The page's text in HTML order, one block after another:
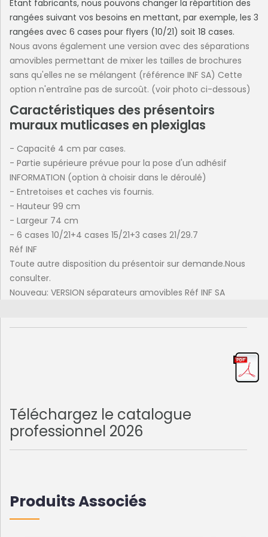
Etant fabricants, nous pouvons changer la répartition des
rangées suivant vos besoins en mettant, par exemple, les 3
rangées avec 6 cases pour flyers (10/21) soit 18 cases.
Nous avons également une version avec des séparations
amovibles permettant de mixer les tailles de brochures
sans qu'elles ne se mélangent (référence INF SA) Cette
option n'entraîne pas de surcoût. (voir photo ci-dessous)
Caractéristiques des présentoirs
muraux mutlicases en plexiglas
- Capacité 4 cm par cases.
- Partie supérieure prévue pour la pose d'un adhésif
INFORMATION (option à choisir dans le déroulé)
- Entretoises et caches vis fournis.
- Hauteur 99 cm
- Largeur 74 cm
- 6 cases 10/21+4 cases 15/21+3 cases 21/29.7
Réf INF
Toute autre disposition du présentoir sur demande.Nous
consulter.
Nouveau: VERSION séparateurs amovibles Réf INF SA
Téléchargez le catalogue
professionnel 2026
Produits Associés